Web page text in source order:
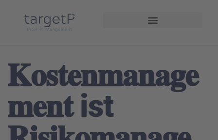
𝐊𝐨𝐬𝐭𝐞𝐧𝐦𝐚𝐧𝐚𝐠𝐞
𝐦𝐞𝐧𝐭 ist